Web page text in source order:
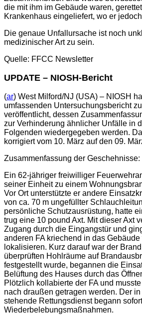
die mit ihm im Gebäude waren,
Krankenhaus eingeliefert, wo er
Die genaue Unfallursache ist noch
medizinischer Art zu sein.
Quelle: FFCC Newsletter
UPDATE – NIOSH-Bericht
(ar) West Milford/NJ (USA) – NIOSH
umfassenden Untersuchungsbericht zu
veröffentlicht, dessen
zur Verhinderung ähnlicher Unfälle in
Folgenden wiedergegeben werden.
korrigiert vom 10. März auf den 09.
Zusammenfassung der Geschehnisse:
Ein 62-jähriger freiwilliger
seiner Einheit zu einem
Vor Ort unterstützte er andere
von ca. 70 m ungefüllter
persönliche Schutzausrüstung, hatte
trug eine 10 pound Axt. Mit dieser Axt
Zugang durch die Eingangstür und
anderen FA kriechend in das
lokalisieren. Kurz darauf war der
überprüften Hohlräume auf
festgestellt wurde, begannen die
Belüftung des Hauses durch das
Plötzlich kollabierte der FA und
nach draußen getragen werden. Der
stehende Rettungsdienst begann
Wiederbelebungsmaßnahmen.